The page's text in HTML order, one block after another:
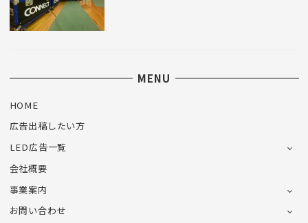
MENU
HOME
広告出稿したい方
LED広告一覧
会社概要
事業案内
お問い合わせ